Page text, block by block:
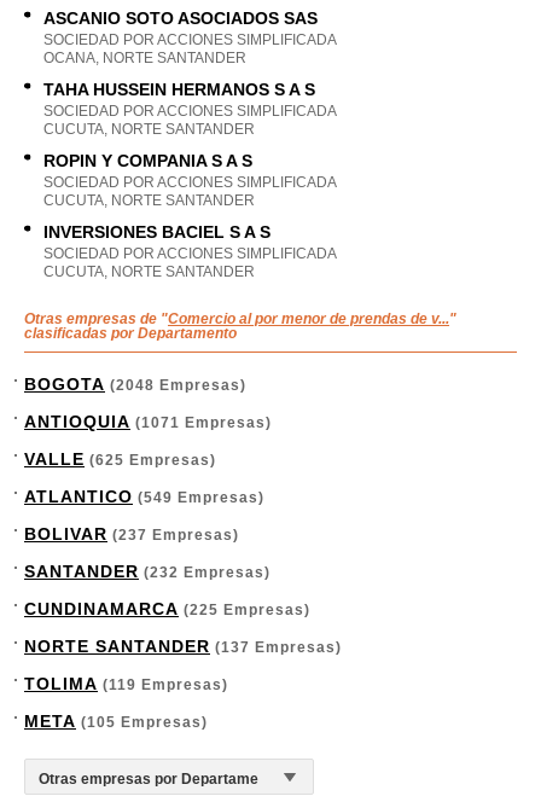
ASCANIO SOTO ASOCIADOS SAS
SOCIEDAD POR ACCIONES SIMPLIFICADA
OCANA, NORTE SANTANDER
TAHA HUSSEIN HERMANOS S A S
SOCIEDAD POR ACCIONES SIMPLIFICADA
CUCUTA, NORTE SANTANDER
ROPIN Y COMPANIA S A S
SOCIEDAD POR ACCIONES SIMPLIFICADA
CUCUTA, NORTE SANTANDER
INVERSIONES BACIEL S A S
SOCIEDAD POR ACCIONES SIMPLIFICADA
CUCUTA, NORTE SANTANDER
Otras empresas de "Comercio al por menor de prendas de v..."
clasificadas por Departamento
BOGOTA (2048 Empresas)
ANTIOQUIA (1071 Empresas)
VALLE (625 Empresas)
ATLANTICO (549 Empresas)
BOLIVAR (237 Empresas)
SANTANDER (232 Empresas)
CUNDINAMARCA (225 Empresas)
NORTE SANTANDER (137 Empresas)
TOLIMA (119 Empresas)
META (105 Empresas)